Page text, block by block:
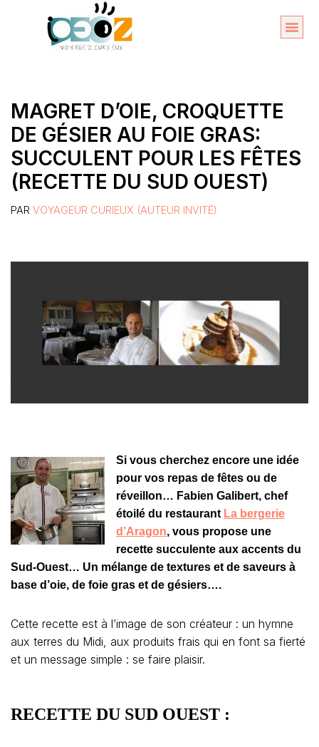
MAGRET D’OIE, CROQUETTE
DE GÉSIER AU FOIE GRAS:
SUCCULENT POUR LES FÊTES
(RECETTE DU SUD OUEST)
PAR VOYAGEUR CURIEUX (AUTEUR INVITÉ)
Si vous cherchez encore une idée
pour vos repas de fêtes ou de
réveillon… Fabien Galibert, chef
étoilé du restaurant La bergerie
d’Aragon, vous propose une
recette succulente aux accents du
Sud-Ouest… Un mélange de textures et de saveurs à
base d’oie, de foie gras et de gésiers….
Cette recette est à l’image de son créateur : un hymne
aux terres du Midi, aux produits frais qui en font sa fierté
et un message simple : se faire plaisir.
RECETTE DU SUD OUEST :